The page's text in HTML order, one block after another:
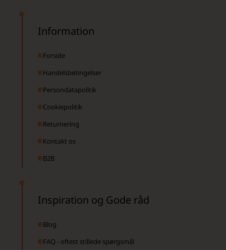
Information
Forside
Handelsbetingelser
Persondatapolitik
Cookiepolitik
Returnering
Kontakt os
B2B
Inspiration og Gode råd
Blog
FAQ - oftest stillede spørgsmål